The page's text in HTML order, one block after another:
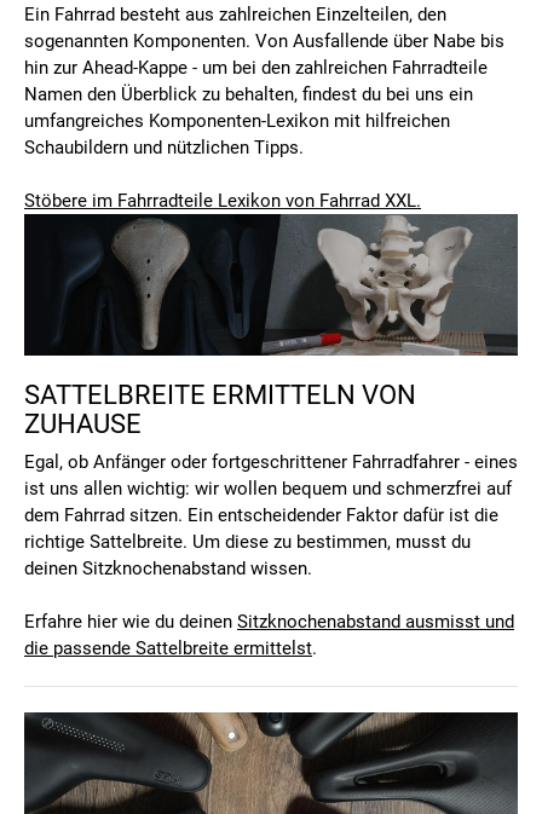
Ein Fahrrad besteht aus zahlreichen Einzelteilen, den
sogenannten Komponenten. Von Ausfallende über Nabe bis
hin zur Ahead-Kappe - um bei den zahlreichen Fahrradteile
Namen den Überblick zu behalten, findest du bei uns ein
umfangreiches Komponenten-Lexikon mit hilfreichen
Schaubildern und nützlichen Tipps.
Stöbere im Fahrradteile Lexikon von Fahrrad XXL.
SATTELBREITE ERMITTELN VON
ZUHAUSE
Egal, ob Anfänger oder fortgeschrittener Fahrradfahrer - eines
ist uns allen wichtig: wir wollen bequem und schmerzfrei auf
dem Fahrrad sitzen. Ein entscheidender Faktor dafür ist die
richtige Sattelbreite. Um diese zu bestimmen, musst du
deinen Sitzknochenabstand wissen.
Erfahre hier wie du deinen Sitzknochenabstand ausmisst und
die passende Sattelbreite ermittelst.